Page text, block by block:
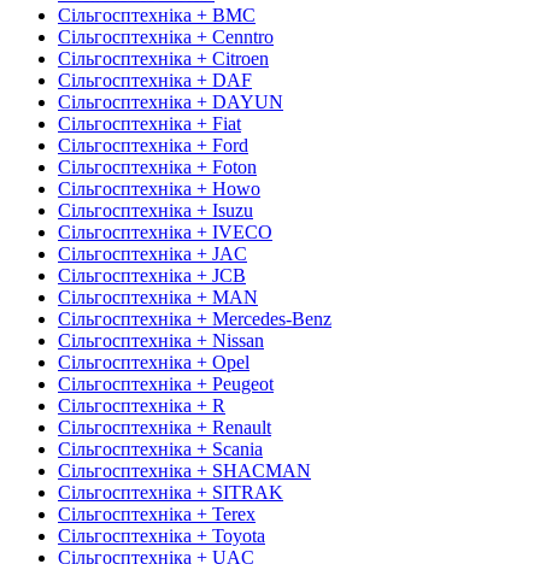
Сільгосптехніка + BMC
Сільгосптехніка + Cenntro
Сільгосптехніка + Citroen
Сільгосптехніка + DAF
Сільгосптехніка + DAYUN
Сільгосптехніка + Fiat
Сільгосптехніка + Ford
Сільгосптехніка + Foton
Сільгосптехніка + Howo
Сільгосптехніка + Isuzu
Сільгосптехніка + IVECO
Сільгосптехніка + JAC
Сільгосптехніка + JCB
Сільгосптехніка + MAN
Сільгосптехніка + Mercedes-Benz
Сільгосптехніка + Nissan
Сільгосптехніка + Opel
Сільгосптехніка + Peugeot
Сільгосптехніка + R
Сільгосптехніка + Renault
Сільгосптехніка + Scania
Сільгосптехніка + SHACMAN
Сільгосптехніка + SITRAK
Сільгосптехніка + Terex
Сільгосптехніка + Toyota
Сільгосптехніка + UAC